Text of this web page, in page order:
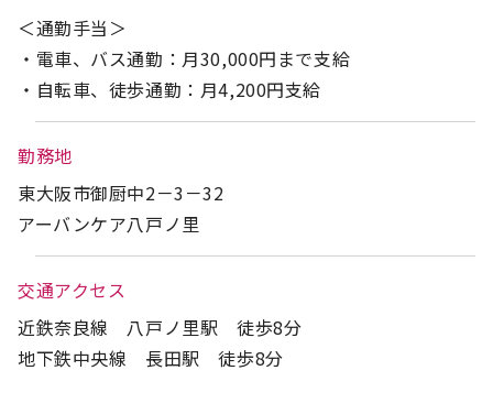
＜通勤手当＞
・電車、バス通勤：月30,000円まで支給
・自転車、徒歩通勤：月4,200円支給
勤務地
東大阪市御厨中2－3－32
アーバンケア八戸ノ里
交通アクセス
近鉄奈良線 八戸ノ里駅 徒歩8分
地下鉄中央線 長田駅 徒歩8分